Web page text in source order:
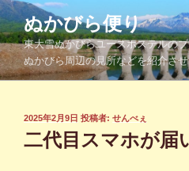
コ
ン
テ
ン
ツ
ぬかびら便り
東大雪ぬかびらユースホステルの
ぬかびら周辺の見所などを紹介さ
投
稿
日:
2025年2月9日 投稿者: せんべぇ
二代目スマホが届